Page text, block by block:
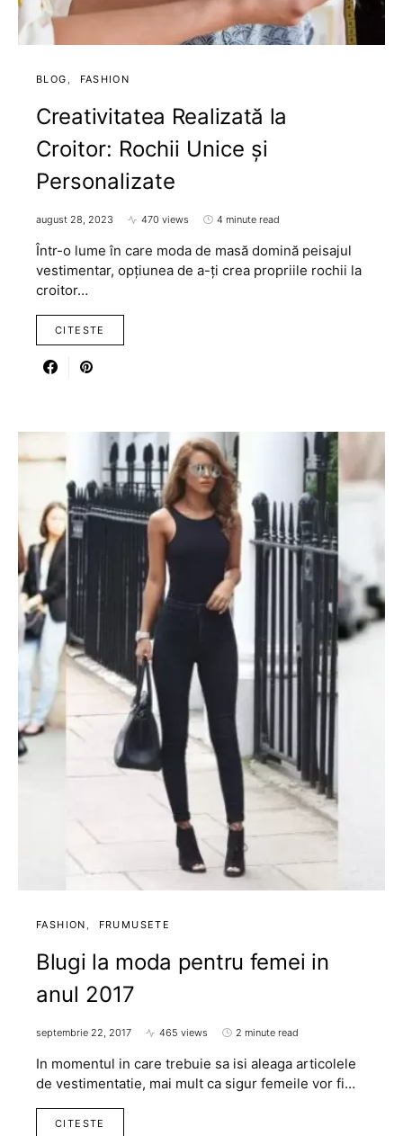
BLOG FASHION
Creativitatea Realizată la
Croitor: Rochii Unice și
Personalizate
august 28, 2023 470 views 4 minute read
Într-o lume în care moda de masă domină peisajul
vestimentar, opțiunea de a-ți crea propriile rochii la
croitor…
CITESTE
FASHION FRUMUSETE
Blugi la moda pentru femei in
anul 2017
septembrie 22, 2017 465 views 2 minute read
In momentul in care trebuie sa isi aleaga articolele
de vestimentatie, mai mult ca sigur femeile vor fi…
CITESTE